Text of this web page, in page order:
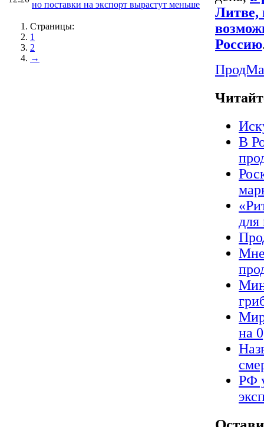
но поставки на экспорт вырастут меньше
Страницы:
1
2
→
Литве,
Россию
В
для
на
РФ